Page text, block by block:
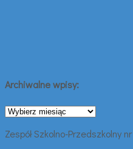
Archiwalne wpisy:
Archiwalne
Zespół Szkolno-